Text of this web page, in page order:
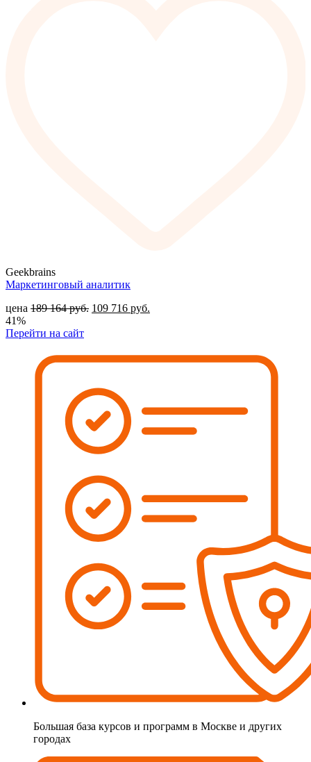
Geekbrains
Маркетинговый аналитик
цена 189 164руб. 109 716 руб.
41%
Перейти на сайт
Большая база курсов и программ в Москве и других
городах